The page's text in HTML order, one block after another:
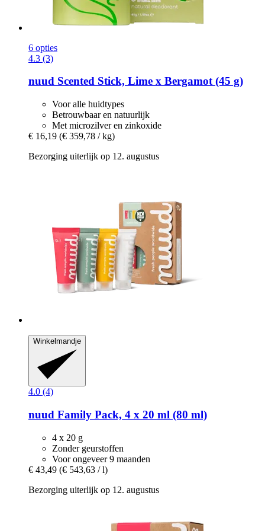
6 opties
4.3 (3)
nuud Scented Stick, Lime x Bergamot (45 g)
Voor alle huidtypes
Betrouwbaar en natuurlijk
Met microzilver en zinkoxide
€ 16,19 (€ 359,78 / kg)
Bezorging uiterlijk op 12. augustus
Winkelmandje
4.0 (4)
nuud Family Pack, 4 x 20 ml (80 ml)
4 x 20 g
Zonder geurstoffen
Voor ongeveer 9 maanden
€ 43,49 (€ 543,63 / l)
Bezorging uiterlijk op 12. augustus